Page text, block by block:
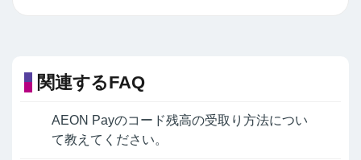
関連するFAQ
AEON Payのコード残高の受取り方法につい
て教えてください。